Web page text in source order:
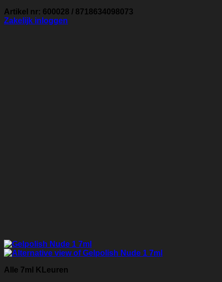
Artikel nr: 600028 / 8718634098073
Zakelijk inloggen
Alle 7ml KLeuren